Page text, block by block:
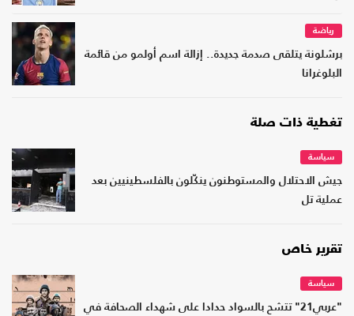
رياضة
برشلونة يتلقى صدمة جديدة.. إزالة اسم أولمو من قائمة
البلوغرانا
تغطية ذات صلة
سياسة
جيش الاحتلال والمستوطنون ينكّلون بالفلسطينيين بعد
عملية تل
تقرير خاص
سياسة
"عربي21" تتشح بالسواد حدادا على شهداء الصحافة في